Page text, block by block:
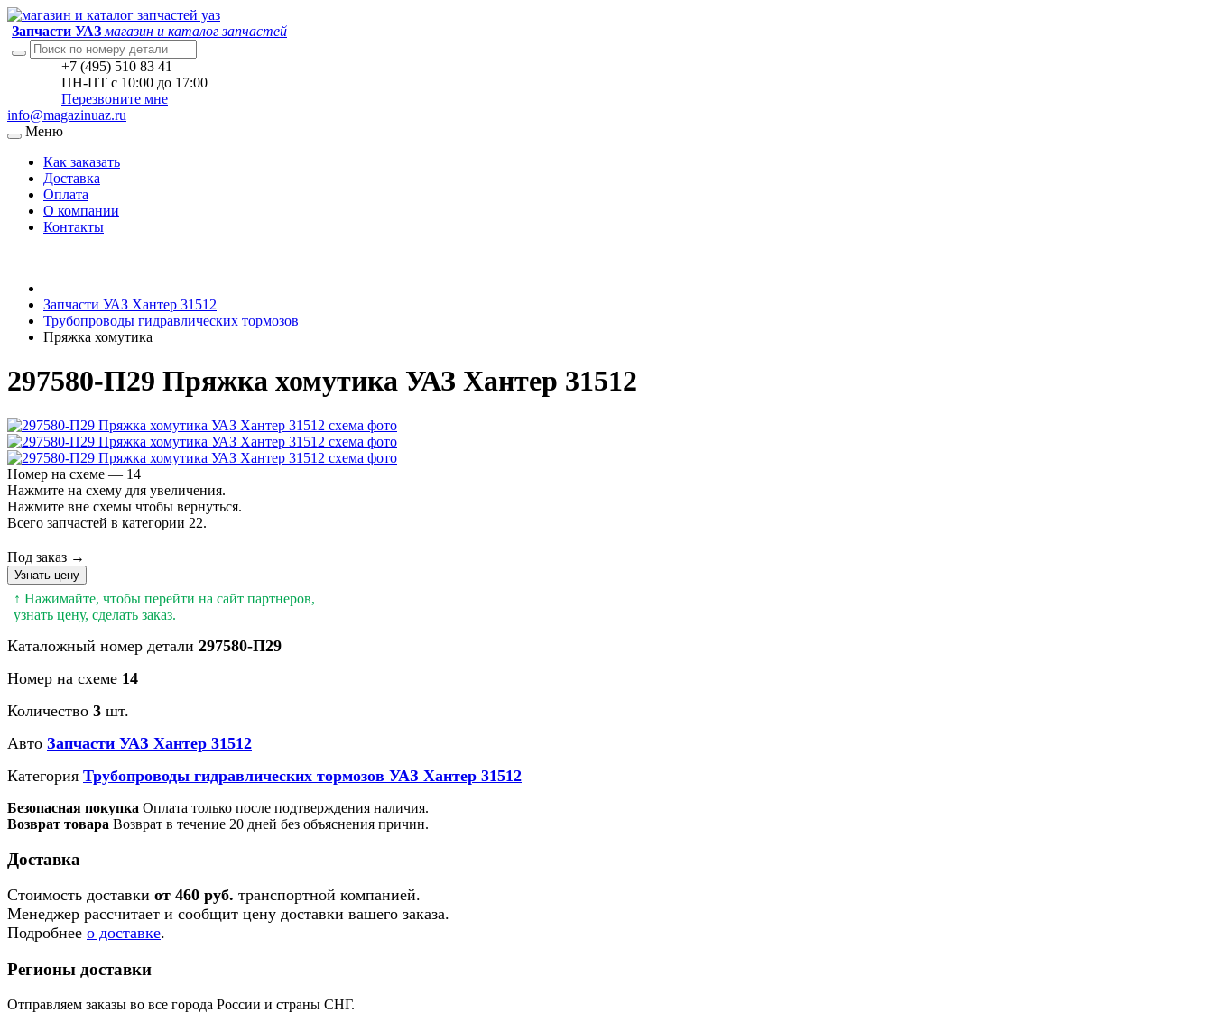
Запчасти УАЗ магазин и каталог запчастей
+7 (495) 510 83 41
ПН-ПТ с 10:00 до 17:00
Перезвоните мне
info@magazinuaz.ru
Меню
Как заказать
Доставка
Оплата
О компании
Контакты
Запчасти УАЗ Хантер 31512
Трубопроводы гидравлических тормозов
Пряжка хомутика
297580-П29 Пряжка хомутика УАЗ Хантер 31512
Номер на схеме — 14
Нажмите на схему для увеличения.
Нажмите вне схемы чтобы вернуться.
Всего запчастей в категории 22.
Под заказ →
Узнать цену
↑ Нажимайте, чтобы перейти на сайт партнеров,
узнать цену, сделать заказ.
Каталожный номер детали 297580-П29
Номер на схеме 14
Количество 3 шт.
Авто Запчасти УАЗ Хантер 31512
Категория Трубопроводы гидравлических тормозов УАЗ Хантер 31512
Безопасная покупка Оплата только после подтверждения наличия.
Возврат товара Возврат в течение 20 дней без объяснения причин.
Доставка
Стоимость доставки от 460 руб. транспортной компанией.
Менеджер рассчитает и сообщит цену доставки вашего заказа.
Подробнее о доставке.
Регионы доставки
Отправляем заказы во все города России и страны СНГ.